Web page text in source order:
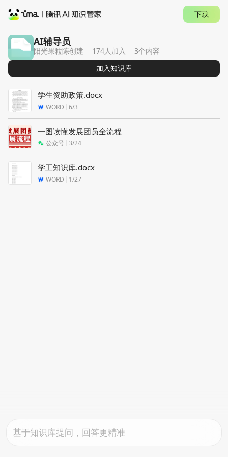
下载
AI辅导员
阳光果粒陈创建 174人加入 3个内容
加入知识库
学生资助政策.docx
WORD 6/3
一图读懂发展团员全流程
公众号 3/24
学工知识库.docx
WORD 1/27
基于知识库提问，回答更精准